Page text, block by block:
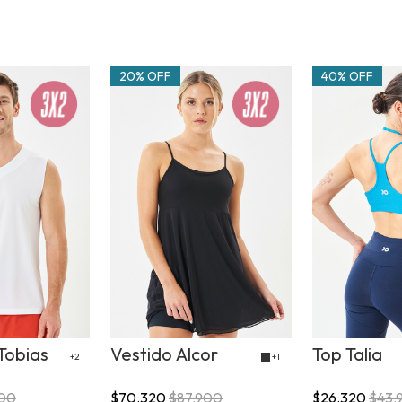
+2
20% OFF
Vestido Alcor +1
$70.320$87.900
40% OFF
Top Talia
$26.320